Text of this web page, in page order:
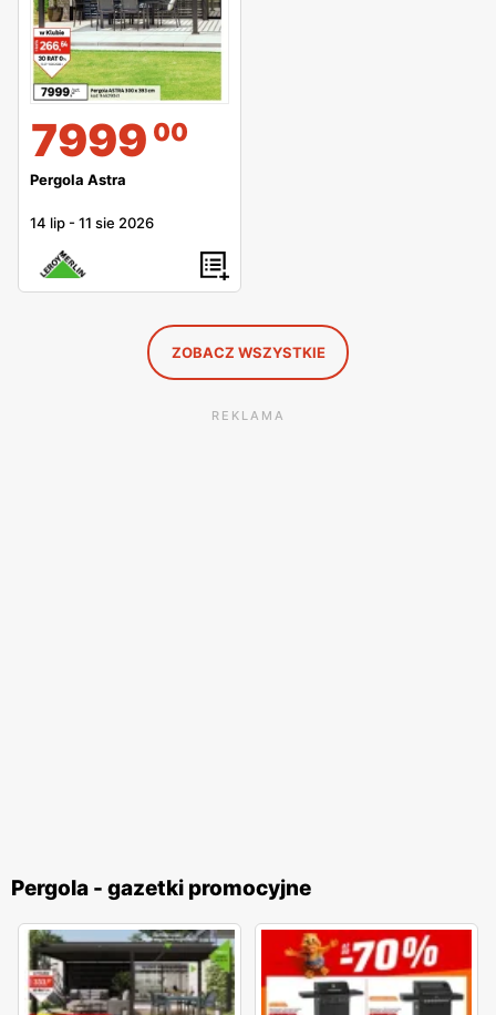
7999 00
Pergola Astra
14 lip -11 sie 2026
ZOBACZ WSZYSTKIE
REKLAMA
Pergola - gazetki promocyjne